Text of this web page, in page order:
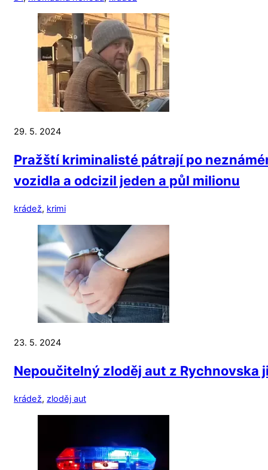
29. 5. 2024
Pražští kriminalisté pátrají po
vozidla a odcizil jeden a půl milionu
krádež, krimi
23. 5. 2024
Nepoučitelný zloděj aut z Rychnovska
krádež, zloděj aut